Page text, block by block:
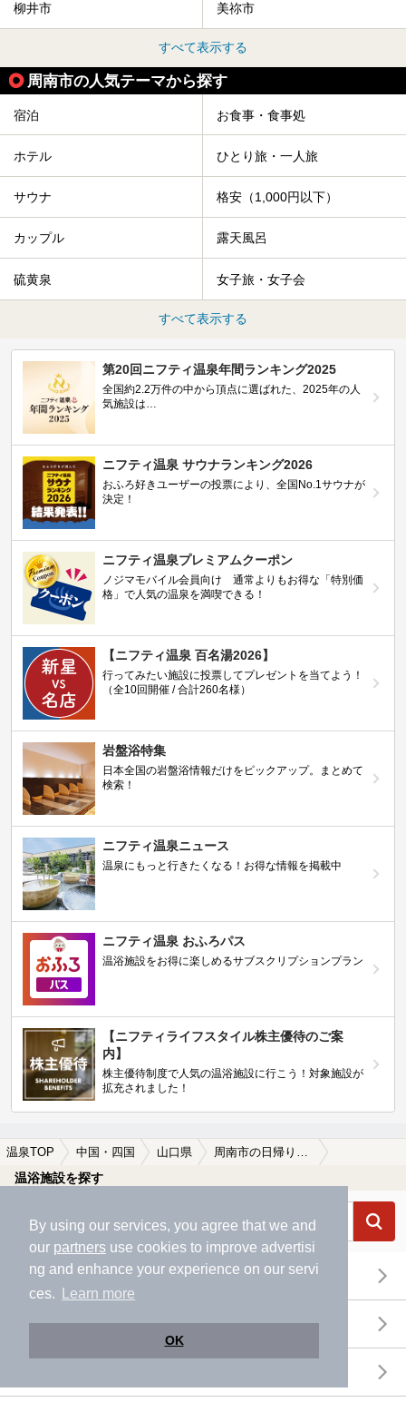
By using our services, you agree that we and
our partners use cookies to improve advertisi
ng and enhance your experience on our servi
ces.
Learn more
OK
柳井市 美祢市
すべて表示する
周南市の人気テーマから探す
宿泊 お食事・食事処
ホテル ひとり旅・一人旅
サウナ 格安（1,000円以下）
カップル 露天風呂
硫黄泉 女子旅・女子会
すべて表示する
第20回ニフティ温泉年間ランキング2025
全国約2.2万件の中から頂点に選ばれた、2025年の人
気施設は…
ニフティ温泉 サウナランキング2026
おふろ好きユーザーの投票により、全国No.1サウナが
決定！
ニフティ温泉プレミアムクーポン
ノジマモバイル会員向け 通常よりもお得な「特別価
格」で人気の温泉を満喫できる！
【ニフティ温泉 百名湯2026】
行ってみたい施設に投票してプレゼントを当てよう！
（全10回開催 / 合計260名様）
岩盤浴特集
日本全国の岩盤浴情報だけをピックアップ。まとめて
検索！
ニフティ温泉ニュース
温泉にもっと行きたくなる！お得な情報を掲載中
ニフティ温泉 おふろパス
温浴施設をお得に楽しめるサブスクリプションプラン
【ニフティライフスタイル株主優待のご案
内】
株主優待制度で人気の温浴施設に行こう！対象施設が
拡充されました！
温泉TOP 中国・四国 山口県
温浴施設を探す
エリアから探す
地図から探す